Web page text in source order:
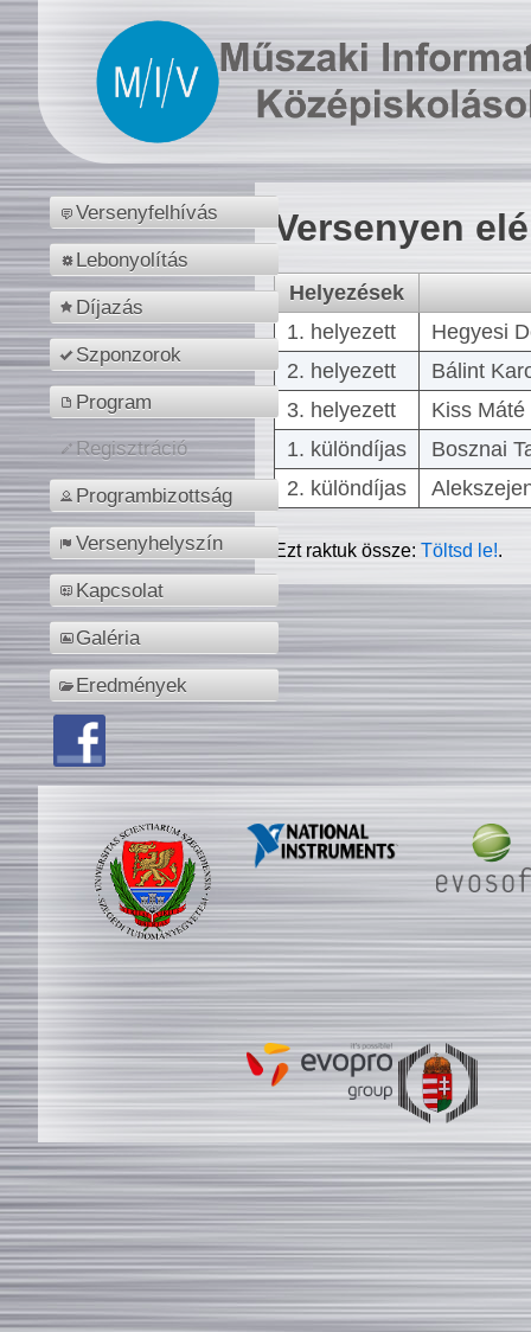
Versenyfelhívás
Lebonyolítás
Díjazás
Szponzorok
Program
Regisztráció
Programbizottság
Versenyhelyszín
Kapcsolat
Galéria
Eredmények
Versenyen
Helyezések
1. helyezett
Hegyesi
2. helyezett
Bálint
3. helyezett
Kiss
1. különdíjas
Bosznai
2. különdíjas
Ezt raktuk össze:Töltsd le!.